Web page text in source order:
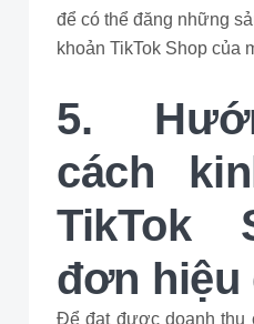
để có thể đăng những
khoản TikTok Shop của
5.
cách
TikTok
đơn hiệu
Để đạt được doanh thu